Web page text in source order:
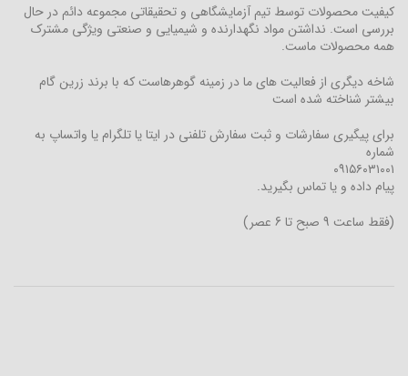
کیفیت محصولات توسط تیم آزمایشگاهی و تحقیقاتی مجموعه دائم در حال
بررسی است. نداشتن مواد نگهدارنده و شیمیایی و صنعتی ویژگی مشترک
همه محصولات ماست.
شاخه دیگری از فعالیت های ما در زمینه گوهرهاست که با برند زرین گام
بیشتر شناخته شده است
برای پیگیری سفارشات و ثبت سفارش تلفنی در ایتا یا تلگرام یا واتساپ به
شماره
۰۹۱۵۶۰۳۱۰۰۱
پیام داده و یا تماس بگیرید.
(فقط ساعت 9 صبح تا 6 عصر)